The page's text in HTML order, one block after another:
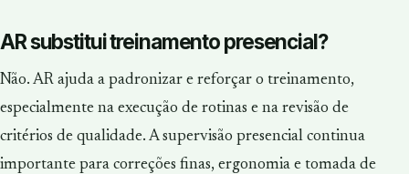
AR substitui treinamento presencial?
Não. AR ajuda a padronizar e reforçar o treinamento,
especialmente na execução de rotinas e na revisão de
critérios de qualidade. A supervisão presencial continua
importante para correções finas, ergonomia e tomada de